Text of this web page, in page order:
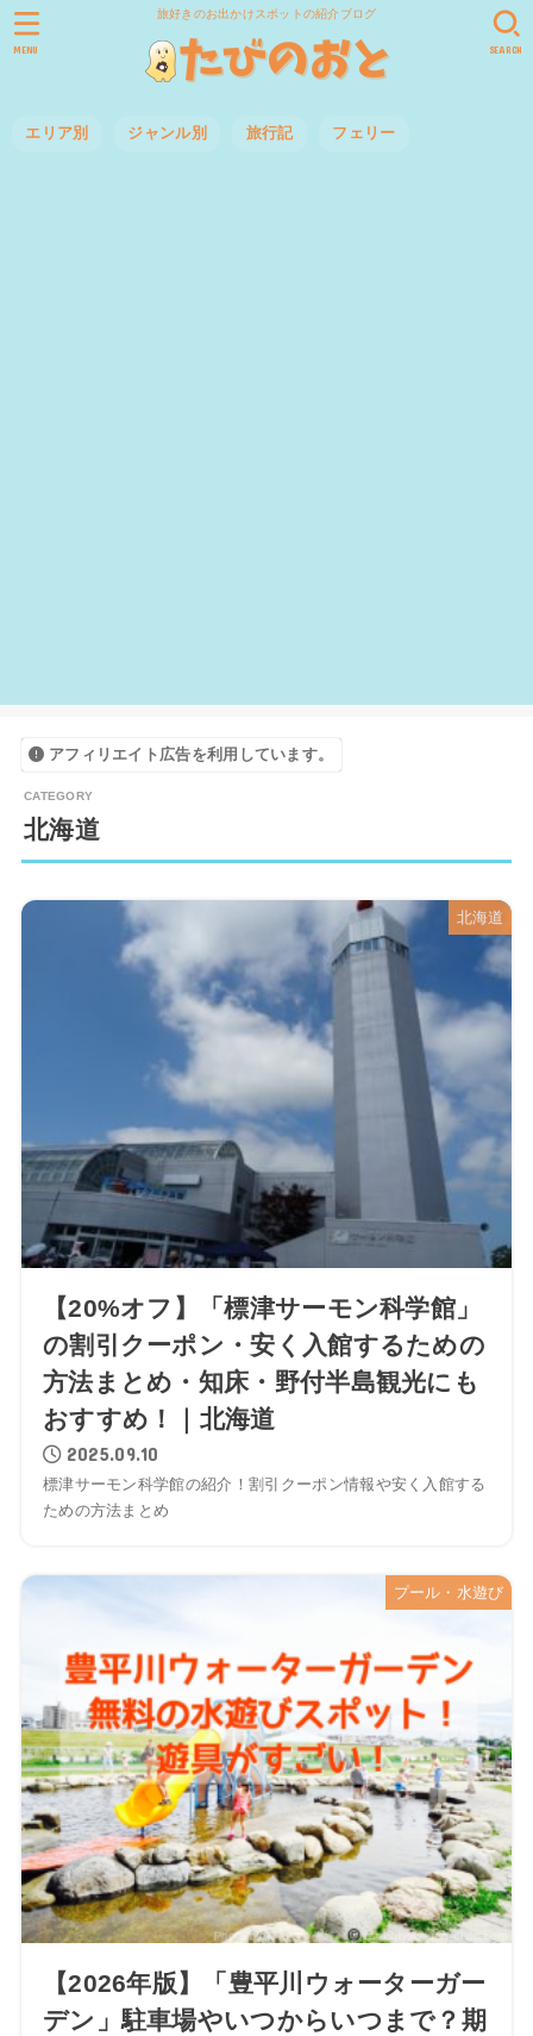
旅好きのお出かけスポットの紹介ブログ
エリア別 ジャンル別 旅行記 フェリー
SEARCH
MENU
アフィリエイト広告を利用しています。
北海道
北海道
【20%オフ】「標津サーモン科学館」
の割引クーポン・安く入館するための
方法まとめ・知床・野付半島観光にも
おすすめ！｜北海道
2025.09.10
標津サーモン科学館の紹介！割引クーポン情報や安く入館する
ための方法まとめ
プール・水遊び
【2026年版】「豊平川ウォーターガー
デン」駐車場やいつからいつまで？期